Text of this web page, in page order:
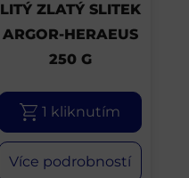
LITÝ ZLATÝ SLITEK
ARGOR-HERAEUS
250 G
1 kliknutím
Více podrobností